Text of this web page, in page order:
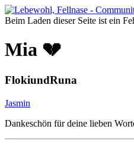
Beim Laden dieser Seite ist ein
Mia 💔
FlokiundRuna
Jasmin
Dankeschön für deine lieben